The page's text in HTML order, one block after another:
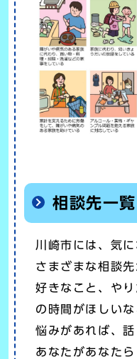
相談先一覧
川崎市には、気
さまざまな相談先
好きなこと、や
の時間がほしい
悩みがあれば、
あなたがあなた